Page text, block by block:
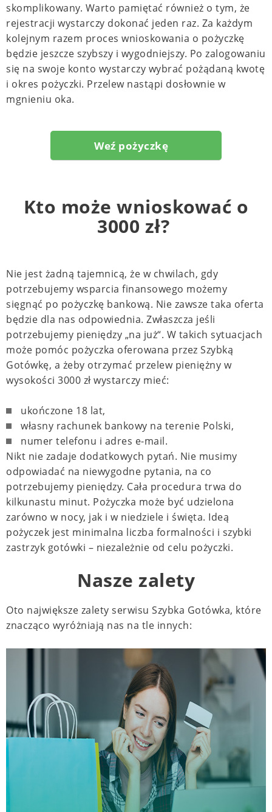
skomplikowany. Warto pamiętać również o tym, że
rejestracji wystarczy dokonać jeden raz. Za każdym
kolejnym razem proces wnioskowania o pożyczkę
będzie jeszcze szybszy i wygodniejszy. Po zalogowaniu
się na swoje konto wystarczy wybrać pożądaną kwotę
i okres pożyczki. Przelew nastąpi dosłownie w
mgnieniu oka.
Weź pożyczkę
Kto może wnioskować o
3000 zł?
Nie jest żadną tajemnicą, że w chwilach, gdy
potrzebujemy wsparcia finansowego możemy
sięgnąć po pożyczkę bankową. Nie zawsze taka oferta
będzie dla nas odpowiednia. Zwłaszcza jeśli
potrzebujemy pieniędzy „na już“. W takich sytuacjach
może pomóc pożyczka oferowana przez Szybką
Gotówkę, a żeby otrzymać przelew pieniężny w
wysokości 3000 zł wystarczy mieć:
ukończone 18 lat,
własny rachunek bankowy na terenie Polski,
numer telefonu i adres e-mail.
Nikt nie zadaje dodatkowych pytań. Nie musimy
odpowiadać na niewygodne pytania, na co
potrzebujemy pieniędzy. Cała procedura trwa do
kilkunastu minut. Pożyczka może być udzielona
zarówno w nocy, jak i w niedziele i święta. Ideą
pożyczek jest minimalna liczba formalności i szybki
zastrzyk gotówki – niezależnie od celu pożyczki.
Nasze zalety
Oto największe zalety serwisu Szybka Gotówka, które
znacząco wyróżniają nas na tle innych: